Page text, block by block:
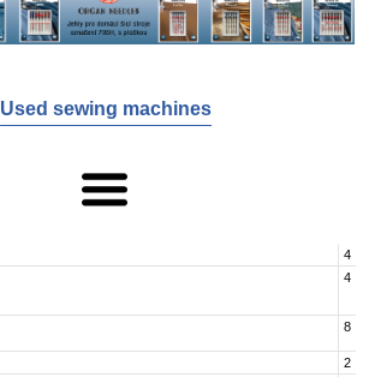
Used sewing machines
4
4
8
2